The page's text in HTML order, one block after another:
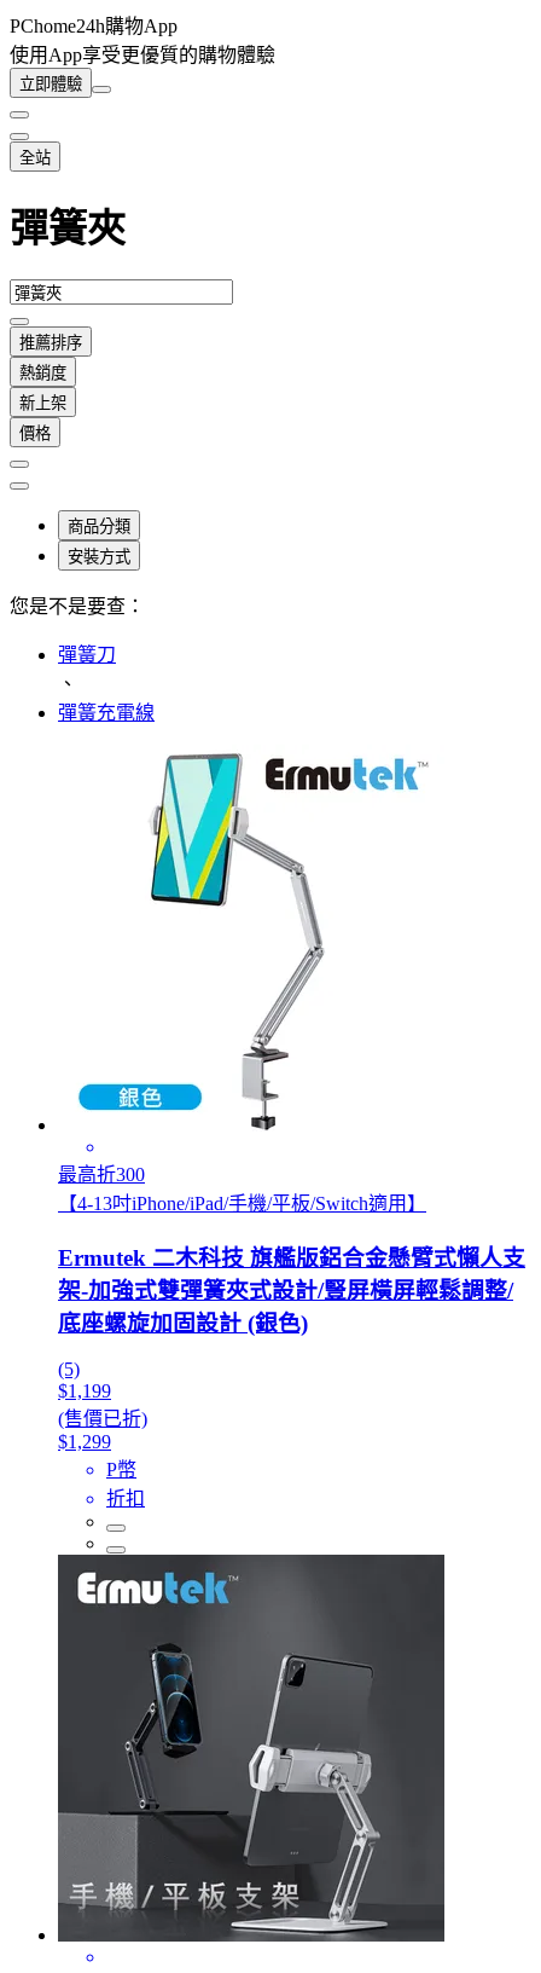
PChome24h購物App
使用App享受更優質的購物體驗
立即體驗
全站
彈簧夾
推薦排序
熱銷度
新上架
價格
商品分類
安裝方式
您是不是要查：
彈簧刀
、
彈簧充電線
最高折300
【4-13吋iPhone/iPad/手機/平板/Switch適用】
Ermutek 二木科技 旗艦版鋁合金懸臂式懶人支
架-加強式雙彈簧夾式設計/豎屏橫屏輕鬆調整/
底座螺旋加固設計 (銀色)
(5)
$1,199
(售價已折)
$1,299
P幣
折扣